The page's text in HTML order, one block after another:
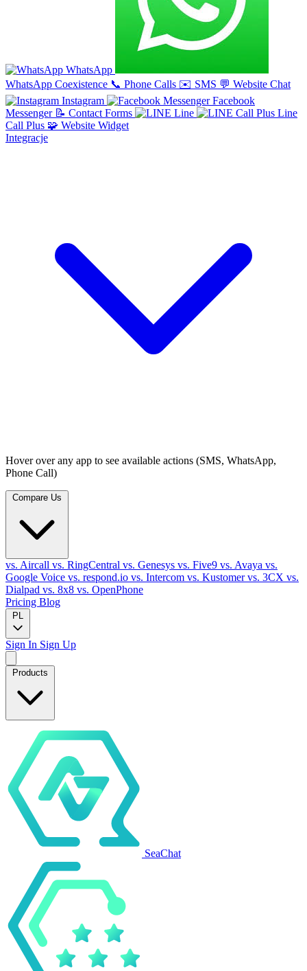
WhatsApp
WhatsApp Coexistence 📞 Phone Calls ✉️ SMS 💬 Website Chat
Instagram
Facebook
Messenger 📝 Contact Forms Line
Line
Call Plus 🧩 Website Widget
Integracje
Hover over any app to see available actions (SMS, WhatsApp,
Phone Call)
vs. Aircall vs. RingCentral vs. Genesys vs. Five9 vs. Avaya vs.
Google Voice vs. respond.io vs. Intercom vs. Kustomervs. 3CX vs.
Dialpad vs. 8x8 vs. OpenPhone
Pricing Blog
PL
Sign In Sign Up
Products
SeaChat